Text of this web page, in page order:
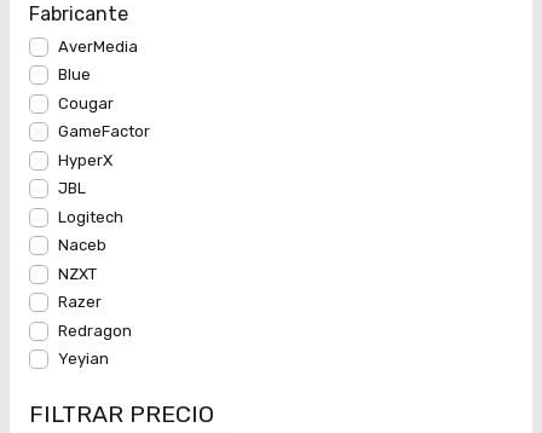
Fabricante
AverMedia
Blue
Cougar
GameFactor
HyperX
JBL
Logitech
Naceb
NZXT
Razer
Redragon
Yeyian
FILTRAR PRECIO